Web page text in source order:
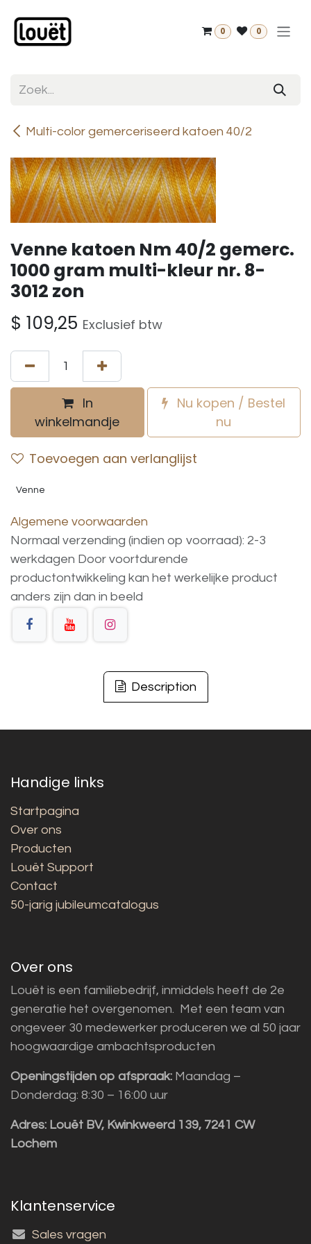
0 0
Multi-color gemerceriseerd katoen 40/2
Venne katoen Nm 40/2 gemerc.
1000 gram multi-kleur nr. 8-
3012 zon
$ 109,25 Exclusief btw
In
winkelmandje
Nu kopen / Bestel
nu
Toevoegen aan verlanglijst
Venne
Algemene voorwaarden
Normaal verzending (indien op voorraad): 2-3
werkdagen Door voortdurende
productontwikkeling kan het werkelijke product
anders zijn dan in beeld
Description
Handige links
Startpagina
Over ons
Producten
Louët Support
Contact
50-jarig jubileumcatalogus
Over ons
Louët is een familiebedrijf, inmiddels heeft de 2e
generatie het overgenomen. Met een team van
ongeveer 30 medewerker produceren we al 50 jaar
hoogwaardige ambachtsproducten
Openingstijden op afspraak: Maandag –
Donderdag: 8:30 – 16:00 uur
Adres: Louët BV, Kwinkweerd 139, 7241 CW
Lochem
Klantenservice
Sales vragen